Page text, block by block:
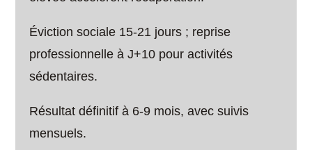
Éviction sociale 15-21 jours ; reprise
professionnelle à J+10 pour activités
sédentaires.
Résultat définitif à 6-9 mois, avec suivis
mensuels.